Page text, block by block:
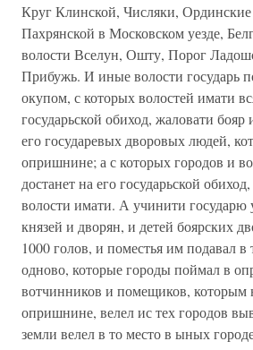
Круг Клинской, Числяки, Ординские
Пахрянской в Московском уезде,
волости Вселун, Ошту, Порог
Прибужь. И иные волости государь
окупом, с которых волостей имати
государьской обиход, жаловати
его государевых дворовых людей,
опришнине; а с которых городов и
достанет на его государьской
волости имати. А учинити
князей и дворян, и детей боярских
1000 голов, и поместья им подавал в
одново, которые городы поймал в
вотчинников и помещиков, которым
опришнине, велел ис тех городов
земли велел в то место в ыных